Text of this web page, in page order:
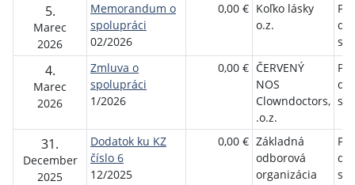
5.
Marec
2026
Memorandum o
spolupráci
02/2026
0,00 € Koľko lásky
o.z.
4.
Marec
2026
Zmluva o
spolupráci
1/2026
0,00 € ČERVENÝ
NOS
Clowndoctors,
.o.z.
31.
December
2025
Dodatok ku KZ
číslo 6
12/2025
0,00 € Základná
odborová
organizácia